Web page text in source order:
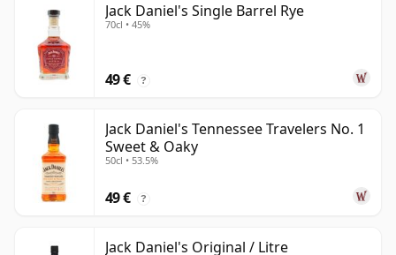
Jack Daniel's Single Barrel Rye
70cl • 45%
49 € ?
Jack Daniel's Tennessee Travelers No. 1
Sweet & Oaky
50cl • 53.5%
49 € ?
Jack Daniel's Original / Litre